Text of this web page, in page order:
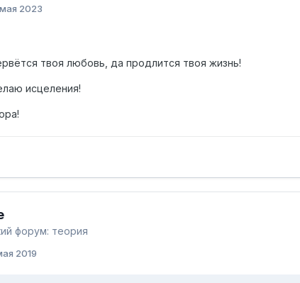
2023
твоя любовь, да продлится твоя жизнь!
исцеления!
форум: теория
2019